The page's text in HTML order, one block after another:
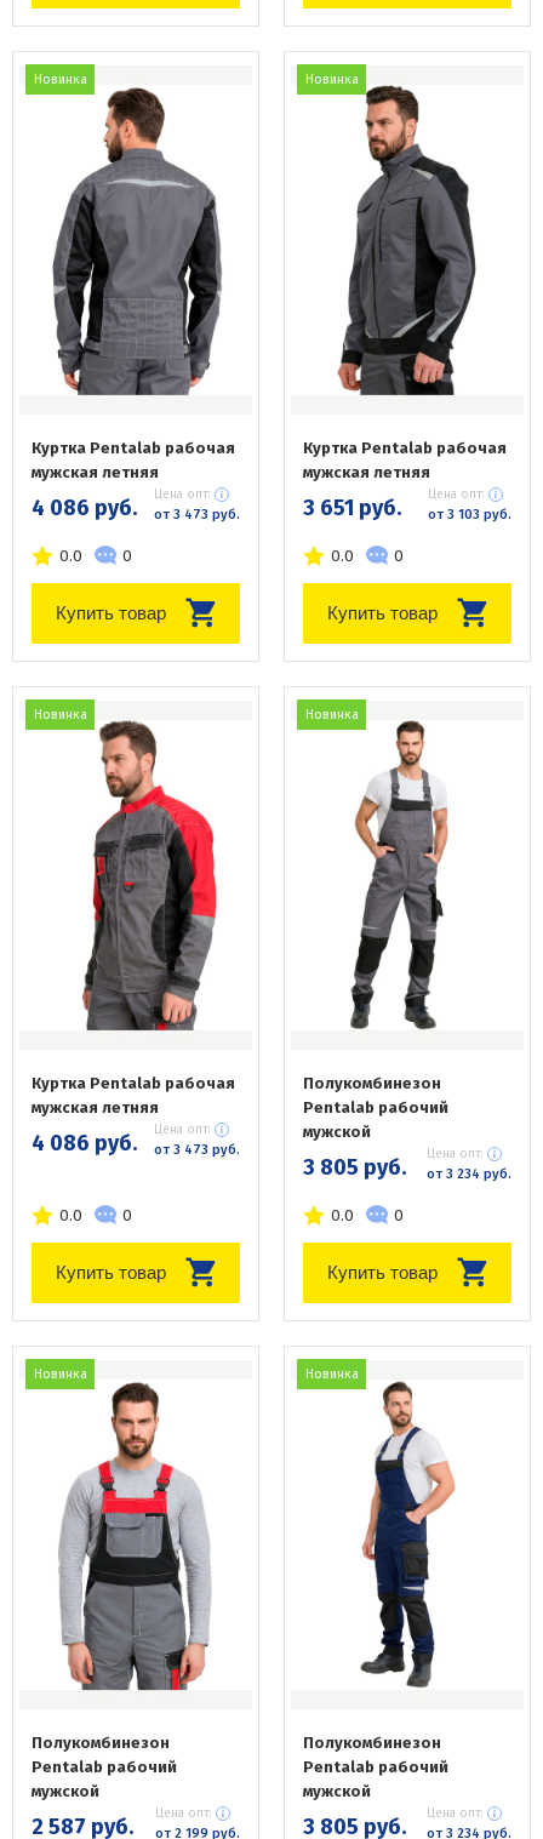
Новинка
Куртка Pentalab рабочая
мужская летняя
4 086 руб. Цена опт:
от 3 473 руб.
0.0 0
Купить товар
Новинка
Куртка Pentalab рабочая
мужская летняя
3 651 руб. Цена опт:
от 3 103 руб.
0.0 0
Купить товар
Новинка
Куртка Pentalab рабочая
мужская летняя
4 086 руб. Цена опт:
от 3 473 руб.
0.0 0
Купить товар
Новинка
Полукомбинезон
Pentalab рабочий
мужской
3 805 руб. Цена опт:
от 3 234 руб.
0.0 0
Купить товар
Новинка
Полукомбинезон
Pentalab рабочий
мужской
2 587 руб. Цена опт:
от 2 199 руб.
Новинка
Полукомбинезон
Pentalab рабочий
мужской
3 805 руб. Цена опт:
от 3 234 руб.